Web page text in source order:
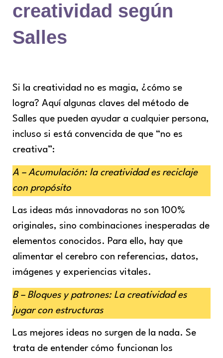
creatividad según
Salles
Si la creatividad no es magia, ¿cómo se
logra? Aquí algunas claves del método de
Salles que pueden ayudar a cualquier persona,
incluso si está convencida de que “no es
creativa”:
A – Acumulación: la creatividad es reciclaje
con propósito
Las ideas más innovadoras no son 100%
originales, sino combinaciones inesperadas de
elementos conocidos. Para ello, hay que
alimentar el cerebro con referencias, datos,
imágenes y experiencias vitales.
B – Bloques y patrones: La creatividad es
jugar con estructuras
Las mejores ideas no surgen de la nada. Se
trata de entender cómo funcionan los